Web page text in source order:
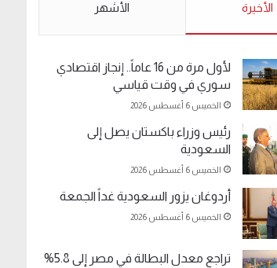
الأخيرة الأشهر
لأول مرة من 16 عاماً.. إنجاز اقتصادي
سوري في وقت قياسي
الخميس 6 أغسطس 2026
رئيس وزراء باكستان يصل إلى
السعودية
الخميس 6 أغسطس 2026
أردوغان يزور السعودية غداً الجمعة
الخميس 6 أغسطس 2026
تراجع معدل البطالة في مصر إلى 5.8%